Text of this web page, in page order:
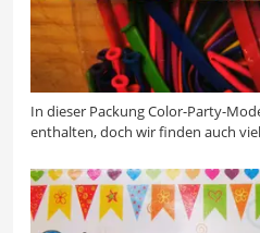
In dieser Packung Color-Party-
enthalten, doch wir finden auch